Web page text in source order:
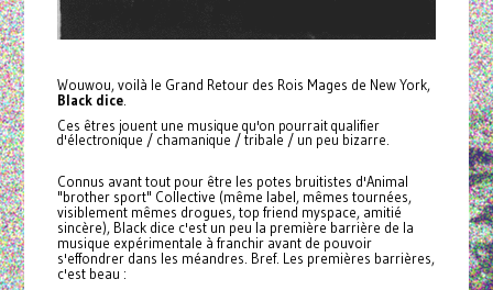
Wouwou, voilà le Grand Retour des Rois Mages de New York,
Black dice.
Ces êtres jouent une musique qu'on pourrait qualifier
d'électronique / chamanique / tribale / un peu bizarre.
Connus avant tout pour être les potes bruitistes d'Animal
"brother sport" Collective (même label, mêmes tournées,
visiblement mêmes drogues, top friend myspace, amitié
sincère), Black dice c'est un peu la première barrière de la
musique expérimentale à franchir avant de pouvoir
s'effondrer dans les méandres. Bref. Les premières barrières,
c'est beau :